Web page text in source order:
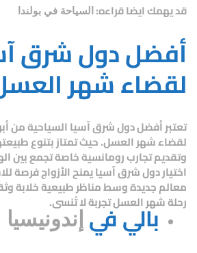
قد يهمك ايضا قراءه: السياحة في بولندا
أفضل دول شرق
لقضاء شهر
تعتبرأفضل دول شرق آسيا السياحيةمن
لقضاء شهر العسل. حيث تمتاز بتنوع
وتقديم تجارب رومانسية خاصة تجمع بين
اختيار دول شرق آسيا يمنح الأزواج فرصة
معالم جديدة وسط مناظر طبيعية خلابة
رحلة شهر العسل تجربة لا تُنسى.
بالي فيإندونيسيا